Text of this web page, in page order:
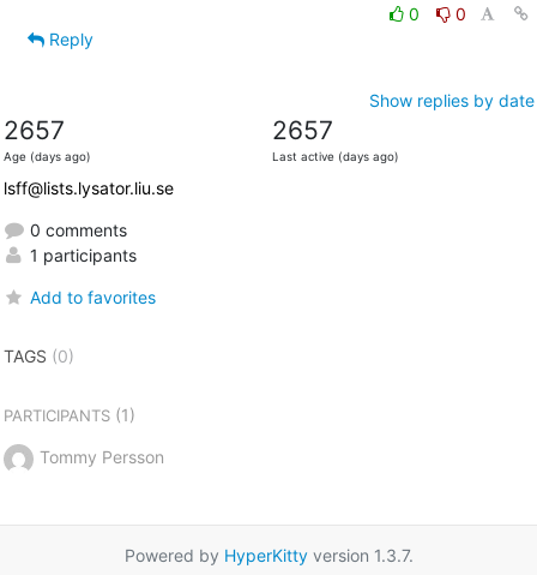
0
0
Reply
Show replies by date
2657
Age (days ago)
2657
Last active (days ago)
lsff@lists.lysator.liu.se
0 comments
1 participants
Add to favorites
TAGS (0)
PARTICIPANTS(1)
Tommy Persson
Powered by HyperKittyversion 1.3.7.